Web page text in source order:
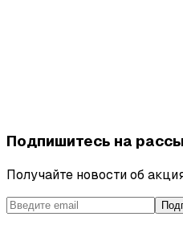
Подпишитесь на
Получайте новости об